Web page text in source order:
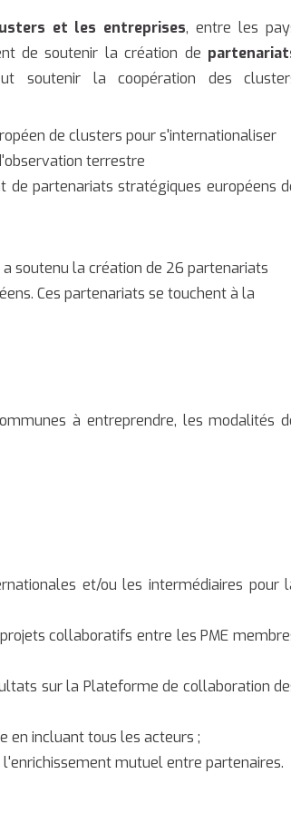
et les entreprises, entre les
de soutenir la création de
soutenir la coopération des
de clusters pour s'internationaliser
terrestre
partenariats stratégiques européens
soutenu la création de 26 partenariats
Ces partenariats se touchent à la
à entreprendre, les modalités
et/ou les intermédiaires pour
collaboratifs entre les PME
sur la Plateforme de collaboration
en incluant tous les acteurs ;
mutuel entre partenaires.